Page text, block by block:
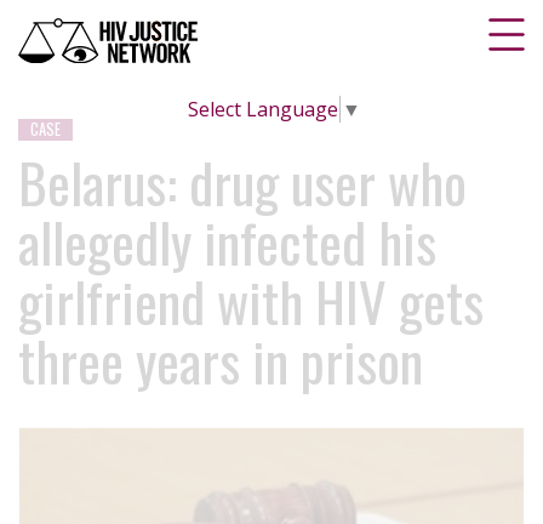
Select Language ▼
CASE
Belarus: drug user who
allegedly infected his
girlfriend with HIV gets
three years in prison